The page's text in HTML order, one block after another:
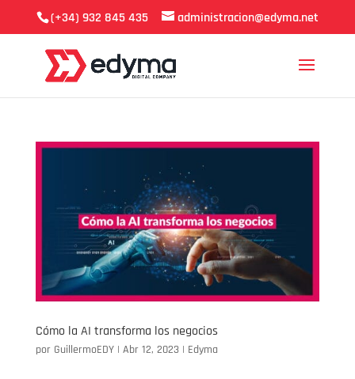
(+34) 932 845 435 administracion@edyma.net
Cómo la AI transforma los negocios
por GuillermoEDY| Abr 12, 2023 | Edyma